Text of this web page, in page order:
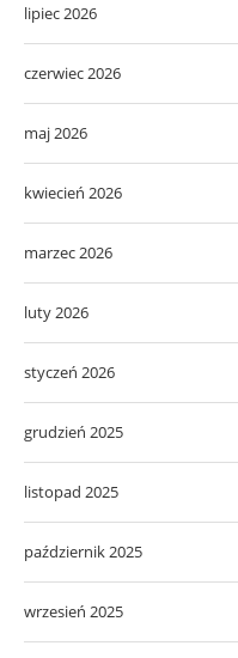
lipiec 2026
czerwiec 2026
maj 2026
kwiecień 2026
marzec 2026
luty 2026
styczeń 2026
grudzień 2025
listopad 2025
październik 2025
wrzesień 2025